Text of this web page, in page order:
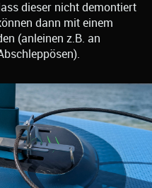
dieser nicht demontiert
dann mit einem
(anleinen z.B. an